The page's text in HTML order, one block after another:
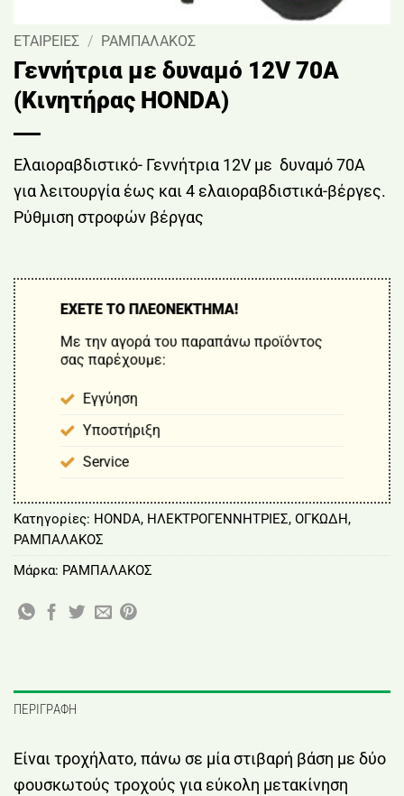
ΕΤΑΙΡΕΙΕΣ / ΡΑΜΠΑΛΑΚΟΣ
Γεννήτρια με δυναμό 12V 70Α
(Κινητήρας HONDA)
Ελαιοραβδιστικό- Γεννήτρια 12V με δυναμό 70Α
για λειτουργία έως και 4 ελαιοραβδιστικά-βέργες.
Ρύθμιση στροφών βέργας
ΕΧΕΤΕ ΤΟ ΠΛΕΟΝΕΚΤΗΜΑ!
Με την αγορά του παραπάνω προϊόντος
σας παρέχουμε:
Εγγύηση
Υποστήριξη
Service
Κατηγορίες: HONDA, ΗΛΕΚΤΡΟΓΕΝΝΗΤΡΙΕΣ, ΟΓΚΩΔΗ,
ΡΑΜΠΑΛΑΚΟΣ
Μάρκα: ΡΑΜΠΑΛΑΚΟΣ
ΠΕΡΙΓΡΑΦΉ
Είναι τροχήλατο, πάνω σε μία στιβαρή βάση με δύο
φουσκωτούς τροχούς για εύκολη μετακίνηση